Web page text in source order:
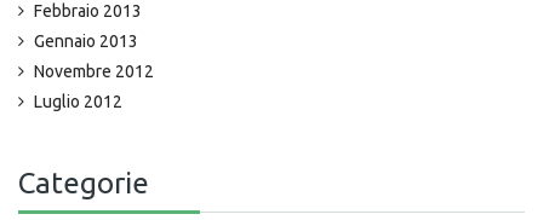
Febbraio 2013
Gennaio 2013
Novembre 2012
Luglio 2012
Categorie